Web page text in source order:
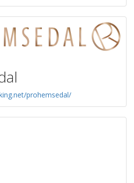
prohemsedal/